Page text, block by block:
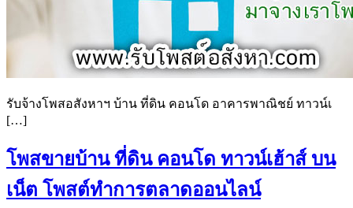
รับจ้างโพสอสังหาฯ บ้าน ที่ดิน คอนโด อาคารพาณิชย์ ทาวน์เ
[…]
โพสขายบ้าน ที่ดิน คอนโด ทาวน์เฮ้าส์ บน
เน็ต โพสต์ทำการตลาดออนไลน์